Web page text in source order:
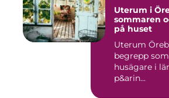
Uterum i
sommaren
på huset
Uterum
begrepp
husägare i
p&arin...